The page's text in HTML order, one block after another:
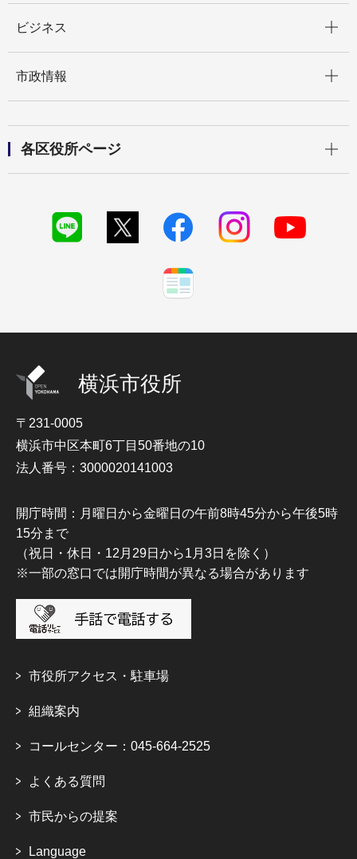
ビジネス
市政情報
各区役所ページ
横浜市役所
〒231-0005
横浜市中区本町6丁目50番地の10
法人番号：3000020141003
開庁時間：月曜日から金曜日の午前8時45分から午後5時
15分まで
（祝日・休日・12月29日から1月3日を除く）
※一部の窓口では開庁時間が異なる場合があります
市役所アクセス・駐車場
組織案内
コールセンター：045-664-2525
よくある質問
市民からの提案
Language